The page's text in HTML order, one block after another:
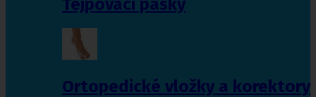
Tejpovací pásky
Ortopedické vložky a korektory